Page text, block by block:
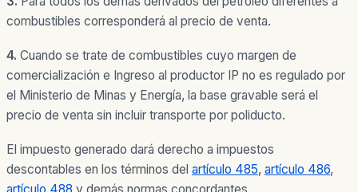
combustibles corresponderá al precio de venta.
4. Cuando se trate de combustibles cuyo margen de
comercialización e Ingreso al productor IP no es regulado por
el Ministerio de Minas y Energía, la base gravable será el
precio de venta sin incluir transporte por poliducto.
El impuesto generado dará derecho a impuestos
descontables en los términos del artículo 485, artículo 486,